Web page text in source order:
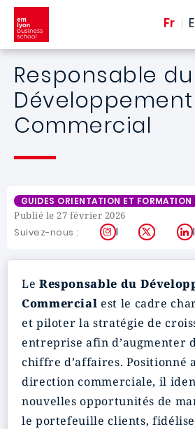
Aller au contenu principal
Fr
Responsable du
Développement
Commercial
GUIDES ORIENTATION ET FORMATION
Publié le 27 février 2026
Suivez-nous : Instagram
X
Le Responsable du
Commercial est le cadre
et piloter la stratégie de
entreprise afin d’augmenter
chiffre d’affaires. Positionné
direction commerciale, il
nouvelles opportunités de
le portefeuille clients, fidélise